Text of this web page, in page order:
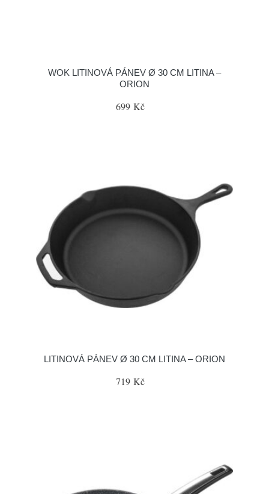
WOK LITINOVÁ PÁNEV Ø 30 CM LITINA –
ORION
699 Kč
LITINOVÁ PÁNEV Ø 30 CM LITINA – ORION
719 Kč